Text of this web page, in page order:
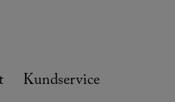
Kundservice